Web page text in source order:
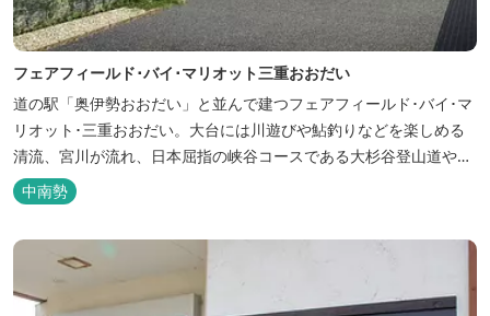
フェアフィールド･バイ･マリオット三重おおだい
道の駅「奥伊勢おおだい」と並んで建つフェアフィールド･バイ･マ
リオット･三重おおだい。大台には川遊びや鮎釣りなどを楽しめる
清流、宮川が流れ、日本屈指の峡谷コースである大杉谷登山道や、
登山初心者から楽しめる総門山など、表情豊かな山々が連なりま
す。 日本の滝百選に選ばれている七ッ釜滝など、大自然が作り出す
点として、当ホテルは快適さを追...
中南勢